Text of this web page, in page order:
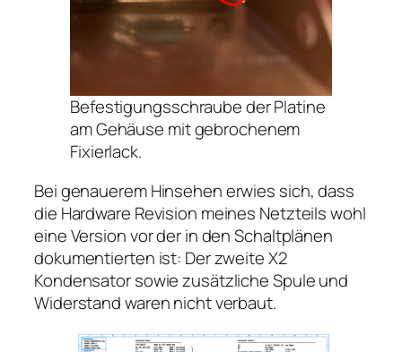
Befestigungsschraube der Platine
am Gehäuse mit gebrochenem
Fixierlack.
Bei genauerem Hinsehen erwies sich, dass
die Hardware Revision meines Netzteils wohl
eine Version vor der in den Schaltplänen
dokumentierten ist: Der zweite X2
Kondensator sowie zusätzliche Spule und
Widerstand waren nicht verbaut.